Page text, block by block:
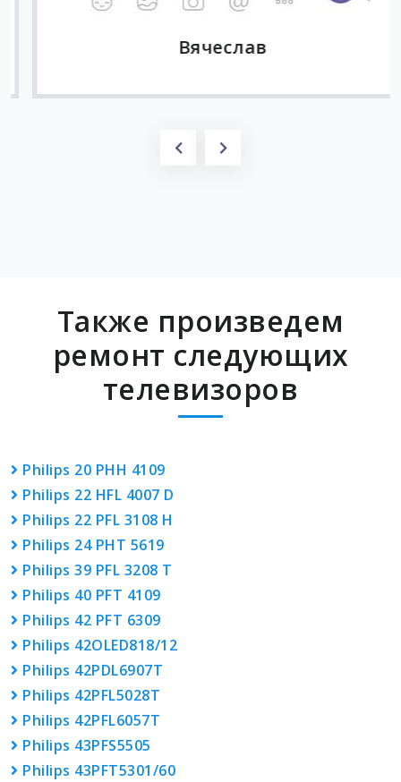
Вячеслав
Также произведем
ремонт следующих
телевизоров
Philips 20 PHH 4109
Philips 22 HFL 4007 D
Philips 22 PFL 3108 H
Philips 24 PHT 5619
Philips 39 PFL 3208 T
Philips 40 PFT 4109
Philips 42 PFT 6309
Philips 42OLED818/12
Philips 42PDL6907T
Philips 42PFL5028T
Philips 42PFL6057T
Philips 43PFS5505
Philips 43PFT5301/60